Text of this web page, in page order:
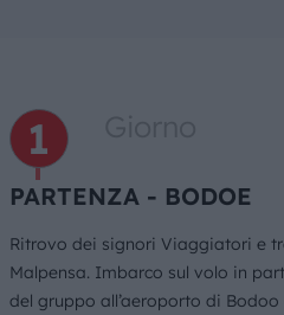
PARTENZA - BODOE
Ritrovo dei signori Viaggiatori e
Malpensa. Imbarco sul volo in
del gruppo all’aeroporto di